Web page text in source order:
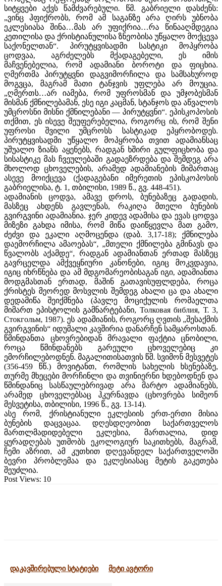
სიტყვები აქვს წამძვარებული. წმ. გაბრიელი დასძენს:
„ვინც ჰფიქრობს, რომ ამ საგანზე არა ღირს უბნობა
ეკლესიასა შინა…მას არ უფიქრია…რა წინააღმდეგია
კეთილისა და ქრისტიანულისა ზნეობისა უწყალო მოქცევა
საქონელთან“. პირუტყვისადმი სასტიკი მოპყრობა
ცოდვაა, აგრძელებს მქადაგებელი, ეს იმის
მაჩვენებელია, რომ ადამიანი ბოროტი და ფიცხია.
ღმერთმა პირუტყვნი დაგვიმორჩილა და სამსახუროდ
მოგვცა, მაგრამ მათი ტანჯვის უფლება არ მოუცია.
„ღმერთს…არ იამება, რომ უფროსმან და უმჯობესმან
მისმან ქმნილებამან, ესე იგი კაცმან, სტანჯოს და აწვალოს
უმცროსნი მისნი ქმნილებანი — პირუტყვნი“. ეპისკოპოსის
თქმით, ეს ისევე შეუფერებელია, როგორც ის, რომ შენი
უფროსი შვილი უმცროსს სასტიკად ეპყრობოდეს.
პირუტყვისადმი უწყალო მოპყრობა თვით ადამიანსაც
უშუალო ზიანს აყენებს, რადგან ხშირი გულფიცხობა და
სისასტიკე მას ჩვეულებაში გადაეზრდება და შემდეგ არა
მხოლოდ ცხოველების, არამედ ადამიანების მიმართაც
ასევე მოიქცევა (ქადაგებანი იმერეთის ეპისკოპოსის
გაბრიელისა, ტ. 1, თბილისი, 1989 წ., გვ. 448-451).
ადამიანის ცოდვა, ამავე დროს, ბუნებაზეც გადადის,
მასზეც ახდენს გავლენას, რაკიღა მთელი ბუნების
გვირგვინი ადამიანია. ჯერ კიდევ ადამისა და ევას ცოდვა
მიზეზი გახდა იმისა, რომ მიწა დაიწყევლა მათ გამო,
ძეძვი და ეკალი აღმოცენდა (დაბ. 3,17-18); ქმნილება
დაემორჩილა ამაოებას“, „მთელი ქმნილება გმინავს და
წვალობს აქამდე“, რადგან ადამიანთან ერთად მასზეც
გავრცელდა ამქვეყნიური კანონები, იგიც მოკვდავია,
იგიც იხრწნება და ამ მდგომარეობისაგან იგი, ადამიანთა
მოდგმასთან ერთად, მაშინ გათავისუფლდება, როცა
ქრისტეს მეორედ მოსვლის შემდეგ ახალი ცა და ახალი
დედამიწა შეიქმნება (პავლე მოციქულის რომაელთა
მიმართ ეპისტოლის გამნარტებანი, Толковая библия, Т. 3,
Стокгольм, 1987). ეს ადამიანის, როგორც ღვთის „შესაქმის
გვირგვინის“ იდუმალი კავშირია დანარჩენ სამყაროსთან.
წმინდანთა ცხოვრებიდან მრავალი ფაქტია ცნობილი,
როცა წმინდანებს გარეული ცხოველებიც კი
ემორჩილებოდნენ. მაგალითისათვის წმ. სვიმონ მესვეტეს
(356-459 წწ.) მოვიტანთ, რომლის სახელის ხსენებაზე,
თურმე მხეცები მორჩინლი და თვინიერნი ხდებოდნენ და
წმინდანიც სასწაულებრივად არა მარტო ადამიანებს,
არამედ ცხოველებსაც ჰკურნავდა (ცხოვრება სიმეონ
მესვეტისა, თბილისი, 1996 წ., გვ. 13-14).
ასე რომ, ქრისტიანული ეკლესიის ერთ-ერთი მისია
ბუნების დაცვაცაა. დღესდღეობით საქართველოს
მართლმადიდებელი ეკლესია, მართალია, დიდ
ყურადღებას უთმობს ეკოლოგიურ საკითხებს, მაგრამ,
ჩემი აზრით, ამ კუთხით დღევანდელ საქართველოში
ბევრი პრობლემაა და ეკლესიასაც მეტის გაკეთება
შეუძლია.
Post Views: 10
დაკავშირებული სტატიები მეტი ავტორი